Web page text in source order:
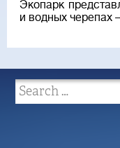
Экопарк
и водных черепах